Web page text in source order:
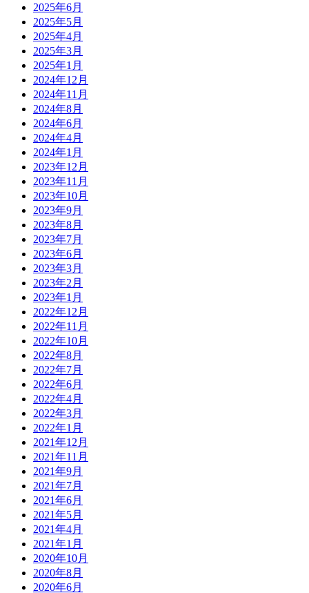
2025年6月
2025年5月
2025年4月
2025年3月
2025年1月
2024年12月
2024年11月
2024年8月
2024年6月
2024年4月
2024年1月
2023年12月
2023年11月
2023年10月
2023年9月
2023年8月
2023年7月
2023年6月
2023年3月
2023年2月
2023年1月
2022年12月
2022年11月
2022年10月
2022年8月
2022年7月
2022年6月
2022年4月
2022年3月
2022年1月
2021年12月
2021年11月
2021年9月
2021年7月
2021年6月
2021年5月
2021年4月
2021年1月
2020年10月
2020年8月
2020年6月